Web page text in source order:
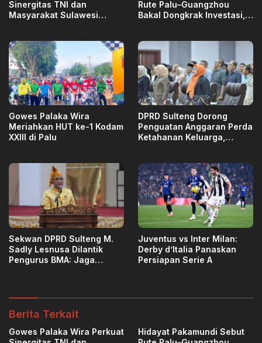
Sinergitas TNI dan
Masyarakat Sulawesi
Rute Palu–Guangzhou
Bakal Dongkrak Investasi,
Gowes Palaka Wira
Meriahkan HUT ke-1 Kodam
XXIII di Palu
DPRD Sulteng Dorong
Penguatan Anggaran Perda
Ketahanan Keluarga,
Sekwan DPRD Sulteng M.
Sadly Lesnusa Dilantik
Pengurus BMA: Jaga
Juventus vs Inter Milan:
Derby d’Italia Panaskan
Persiapan Serie A
Berita Terkait
Gowes Palaka Wira Perkuat
Hidayat Pakamundi Sebut